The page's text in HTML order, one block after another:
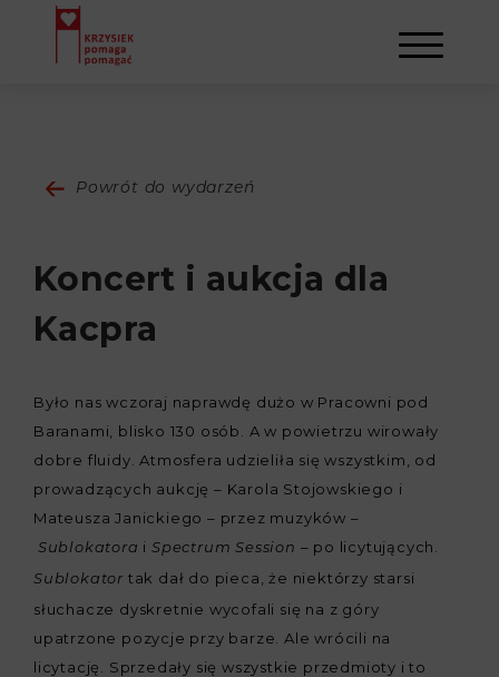
O NAS
NAPISALI O NAS
GALERIA
DZIAŁALNOŚĆ
NASI BENEFICJENCI
SULEJMAN
WYDARZENIA
KONTAKT
REJESTRACJA
Powrót do wydarzeń
Koncert i aukcja dla
Kacpra
Było nas wczoraj naprawdę dużo w Pracowni pod
Baranami, blisko 130 osób. A w powietrzu wirowały
dobre fluidy. Atmosfera udzieliła się wszystkim, od
prowadzących aukcję – Karola Stojowskiego i
Mateusza Janickiego – przez muzyków –
Sublokatora iSpectrum Session – po licytujących.
Sublokator tak dał do pieca, że niektórzy starsi
słuchacze dyskretnie wycofali się na z góry
upatrzone pozycje przy barze. Ale wrócili na
licytację. Sprzedały się wszystkie przedmioty i to